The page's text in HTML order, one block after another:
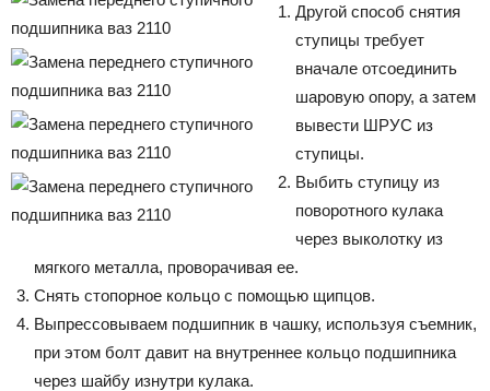
Другой способ снятия
ступицы требует
вначале отсоединить
шаровую опору, а затем
вывести ШРУС из
ступицы.
Выбить ступицу из
поворотного кулака
через выколотку из
мягкого металла, проворачивая ее.
Снять стопорное кольцо с помощью щипцов.
Выпрессовываем подшипник в чашку, используя съемник,
при этом болт давит на внутреннее кольцо подшипника
через шайбу изнутри кулака.